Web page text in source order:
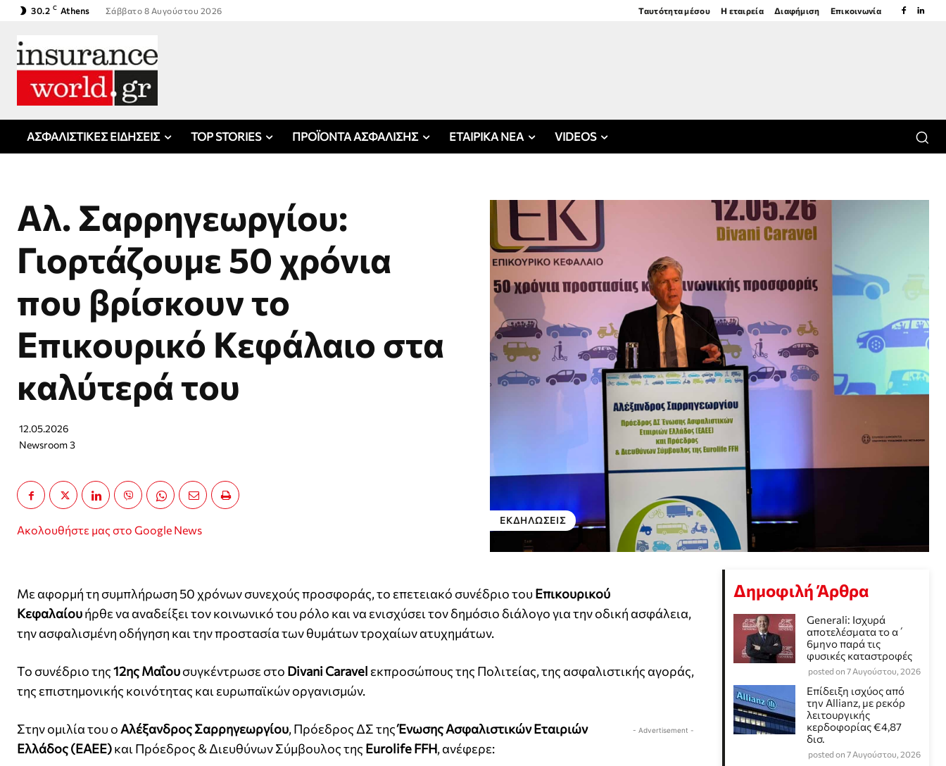
30.2 C Athens Σάββατο 8 Αυγούστου 2026 Ταυτότητα μέσου Η εταιρεία Διαφήμιση Επικοινωνία
ΑΣΦΑΛΙΣΤΙΚΕΣ ΕΙΔΗΣΕΙΣ TOP STORIES ΠΡΟΪΟΝΤΑ ΑΣΦΑΛΙΣΗΣ ΕΤΑΙΡΙΚΑ ΝΕΑ VIDEOS
Αλ. Σαρρηγεωργίου:
Γιορτάζουμε 50 χρόνια
που βρίσκουν το
Επικουρικό Κεφάλαιο στα
καλύτερά του
12.05.2026
Newsroom 3
Ακολουθήστε μας στο Google News
ΕΚΔΗΛΏΣΕΙΣ
Με αφορμή τη συμπλήρωση 50 χρόνων συνεχούς προσφοράς, το επετειακό συνέδριο τουΕπικουρικού
Κεφαλαίουήρθε να αναδείξει τον κοινωνικό του ρόλο και να ενισχύσει τον δημόσιο διάλογο για την οδική ασφάλεια,
την ασφαλισμένη οδήγηση και την προστασία των θυμάτων τροχαίων ατυχημάτων.
Το συνέδριο της12ης Μαΐουσυγκέντρωσε στο Divani Caravel εκπροσώπους της Πολιτείας, της ασφαλιστικής αγοράς,
της επιστημονικής κοινότητας και ευρωπαϊκών οργανισμών.
- Advertisement -
Στην ομιλία του οΑλέξανδρος Σαρρηγεωργίου, Πρόεδρος ΔΣ τηςΈνωσης Ασφαλιστικών Εταιριών
Ελλάδος (ΕΑΕΕ)και Πρόεδρος & Διευθύνων Σύμβουλος της Eurolife FFH, ανέφερε:
Δημοφιλή Άρθρα
Generali: Ισχυρά
αποτελέσματα το α΄
6μηνο παρά τις
φυσικές καταστροφές
posted on 7 Αυγούστου, 2026
Επίδειξη ισχύος από
την Allianz, με ρεκόρ
λειτουργικής
κερδοφορίας €4,87
δισ.
posted on 7 Αυγούστου, 2026